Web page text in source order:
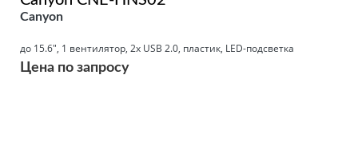
Canyon
до 15.6", 1 вентилятор, 2x USB 2.0, пластик, LED-подсветка
Цена по запросу